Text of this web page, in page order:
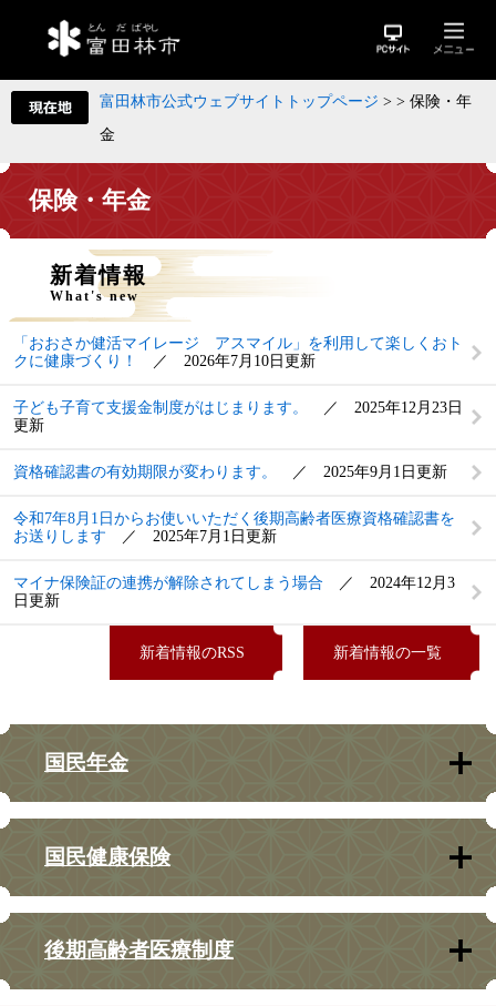
富田林市公式ウェブサイトトップページ > > 保険・年
金
保険・年金
新着情報
What's new
「おおさか健活マイレージ アスマイル」を利用して楽しくおト
クに健康づくり！
2026年7月10日更新
子ども子育て支援金制度がはじまります。
2025年12月23日
更新
資格確認書の有効期限が変わります。 2025年9月1日更新
令和7年8月1日からお使いいただく後期高齢者医療資格確認書を
お送りします
2025年7月1日更新
マイナ保険証の連携が解除されてしまう場合
2024年12月3
日更新
新着情報のRSS 新着情報の一覧
国民年金
国民健康保険
後期高齢者医療制度